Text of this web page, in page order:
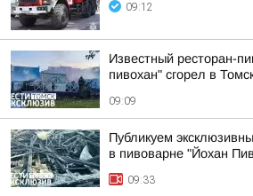
09:12
Известный ресторан-
пивохан" сгорел в
09:09
Публикуем
в пивоварне "Йохан
09:33